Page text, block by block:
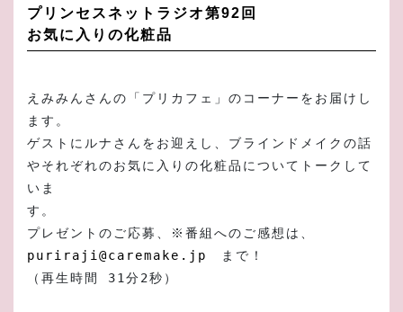
プリンセスネットラジオ第92回
お気に入りの化粧品
えみみんさんの「プリカフェ」のコーナーをお届けし
ます。
ゲストにルナさんをお迎えし、ブラインドメイクの話
やそれぞれのお気に入りの化粧品についてトークして
いま
す。
プレゼントのご応募、※番組へのご感想は、
puriraji@caremake.jp
まで！
（再生時間 31分2秒）